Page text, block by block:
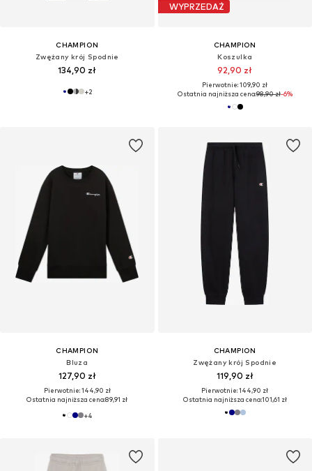
CHAMPION
Zwężany krój Spodnie
134,90 zł
+2
WYPRZEDAŻ
CHAMPION
Koszulka
92,90 zł
Pierwotnie: 109,90 zł
Ostatnia najniższa cena:98,90 zł-6%
CHAMPION
Bluza
127,90 zł
Pierwotnie: 144,90 zł
Ostatnia najniższa cena:89,91 zł
+4
CHAMPION
Zwężany krój Spodnie
119,90 zł
Pierwotnie: 144,90 zł
Ostatnia najniższa cena:101,61 zł